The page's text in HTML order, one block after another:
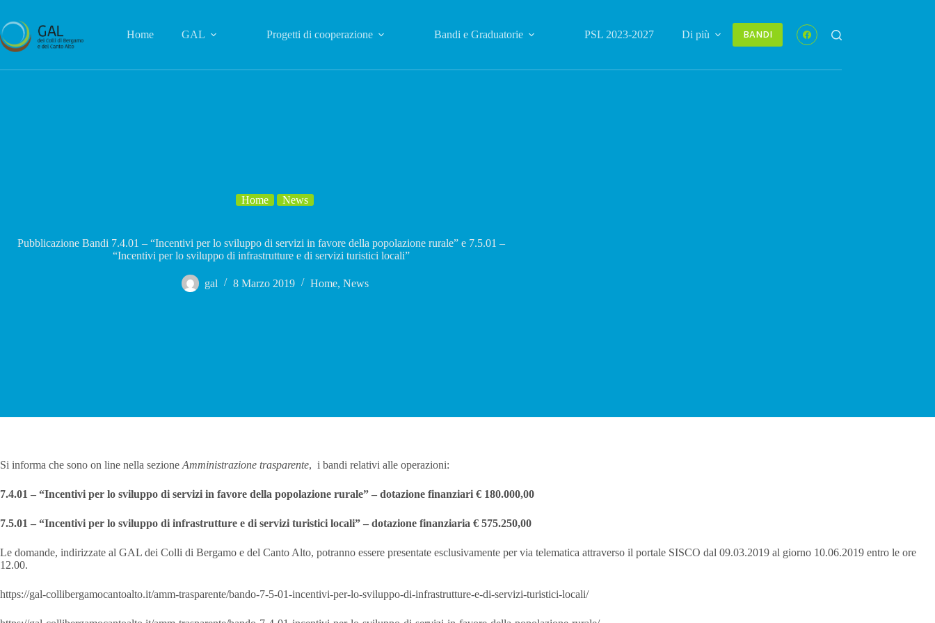
contenuto
Home GAL Progetti di cooperazione Bandi e Graduatorie PSL 2023-2027 Di più BANDI
Home News
Pubblicazione Bandi 7.4.01 – “Incentivi per lo sviluppo di servizi in favore della popolazione rurale” e 7.5.01 –
“Incentivi per lo sviluppo di infrastrutture e di servizi turistici locali”
gal 8 Marzo 2019 Home, News
Si informa che sono on line nella sezione Amministrazione trasparente, i bandi relativi alle operazioni:
7.4.01 – “Incentivi per lo sviluppo di servizi in favore della popolazione rurale” – dotazione finanziari € 180.000,00
7.5.01 – “Incentivi per lo sviluppo di infrastrutture e di servizi turistici locali” – dotazione finanziaria € 575.250,00
Le domande, indirizzate al GAL dei Colli di Bergamo e del Canto Alto, potranno essere presentate esclusivamente per via telematica attraverso il portale SISCO dal 09.03.2019 al giorno 10.06.2019 entro le ore
12.00.
https://gal-collibergamocantoalto.it/amm-trasparente/bando-7-5-01-incentivi-per-lo-sviluppo-di-infrastrutture-e-di-servizi-turistici-locali/